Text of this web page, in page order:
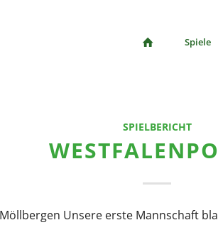
Spiele
SPIELBERICHT
Unsere erste Mannschaft